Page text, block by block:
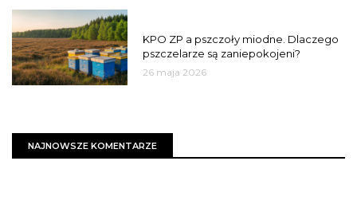
KPO ZP a pszczoły miodne. Dlaczego
pszczelarze są zaniepokojeni?
26 maja 2026
NAJNOWSZE KOMENTARZE